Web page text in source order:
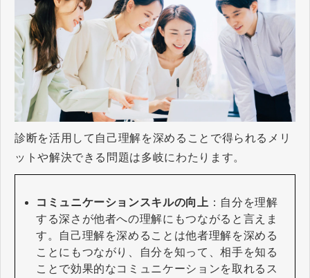
診断を活用して自己理解を深めることで得られるメリ
ットや解決できる問題は多岐にわたります。
コミュニケーションスキルの向上 ：自分を理解
する深さが他者への理解にもつながると言えま
す。自己理解を深めることは他者理解を深める
ことにもつながり、自分を知って、相手を知る
ことで効果的なコミュニケーションを取れるス